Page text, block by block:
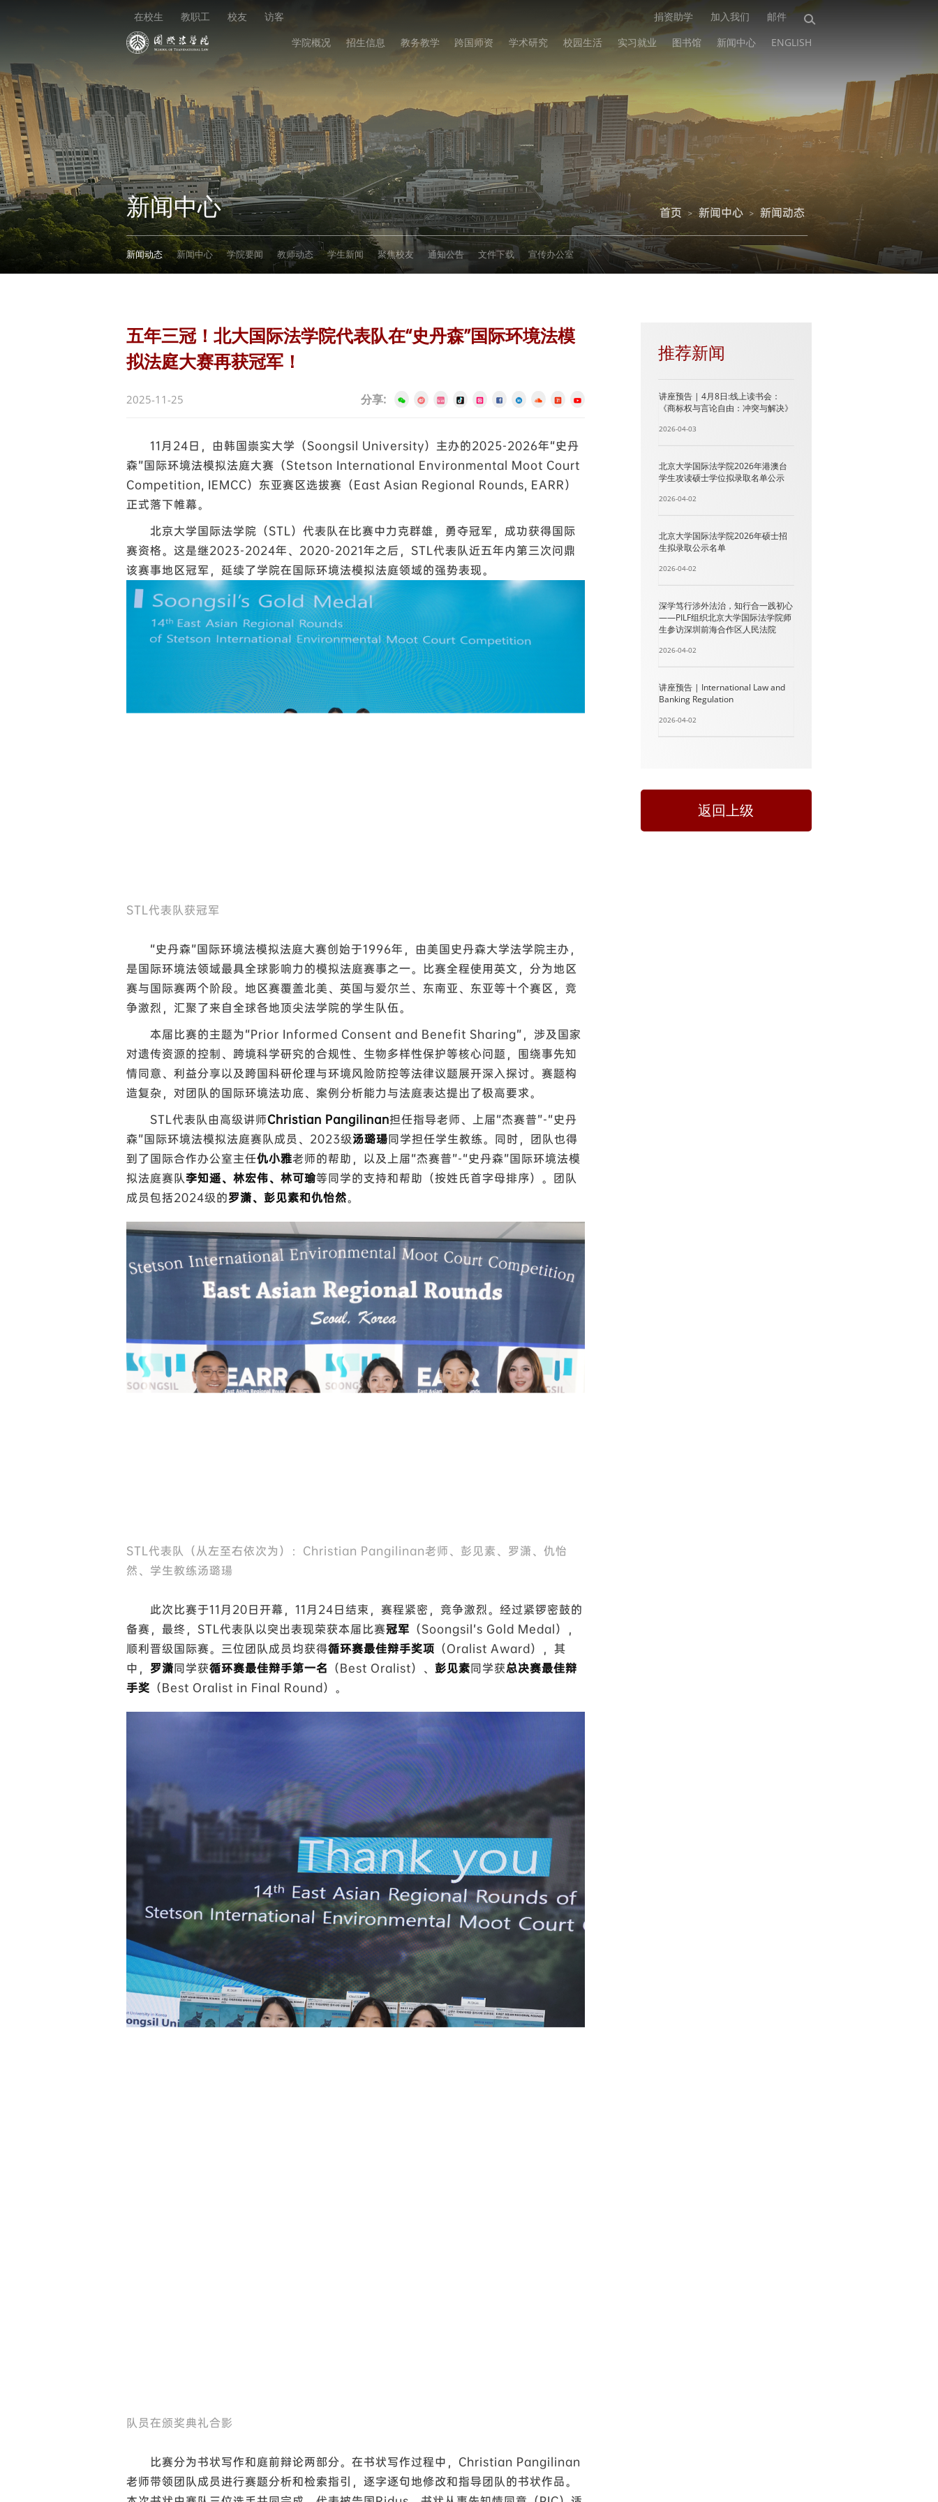
在校生 教职工 校友 访客 捐资助学 加入我们
邮件
学院概况
招生信息 教务教学 跨国师资 学术研究 校园生活 实习就业 图书馆 新闻中心 ENGLISH
新闻中心 首页 > 新闻中心 > 新闻动态
新闻动态 新闻中心 学院要闻 教师动态 学生新闻 聚焦校友 通知公告 文件下载 宣传办公室
五年三冠！北大国际法学院代表队在“史丹森”国际环境法模
拟法庭大赛再获冠军！
2025-11-25 分享:
11月24日，由韩国崇实大学（Soongsil University）主办的2025-2026年“史丹
森”国际环境法模拟法庭大赛（Stetson International Environmental Moot Court
Competition, IEMCC）东亚赛区选拔赛（East Asian Regional Rounds, EARR）
正式落下帷幕。
北京大学国际法学院（STL）代表队在比赛中力克群雄，勇夺冠军，成功获得国际
赛资格。这是继2023-2024年、2020-2021年之后，STL代表队近五年内第三次问鼎
该赛事地区冠军，延续了学院在国际环境法模拟法庭领域的强势表现。
STL代表队获冠军
“史丹森”国际环境法模拟法庭大赛创始于1996年，由美国史丹森大学法学院主办，
是国际环境法领域最具全球影响力的模拟法庭赛事之一。比赛全程使用英文，分为地区
赛与国际赛两个阶段。地区赛覆盖北美、英国与爱尔兰、东南亚、东亚等十个赛区，竞
争激烈，汇聚了来自全球各地顶尖法学院的学生队伍。
本届比赛的主题为“Prior Informed Consent and Benefit Sharing”，涉及国家
对遗传资源的控制、跨境科学研究的合规性、生物多样性保护等核心问题，围绕事先知
情同意、利益分享以及跨国科研伦理与环境风险防控等法律议题展开深入探讨。赛题构
造复杂，对团队的国际环境法功底、案例分析能力与法庭表达提出了极高要求。
STL代表队由高级讲师Christian Pangilinan担任指导老师、上届“杰赛普”-“史丹
森”国际环境法模拟法庭赛队成员、2023级汤璐瑒同学担任学生教练。同时，团队也得
到了国际合作办公室主任仇小雅老师的帮助，以及上届“杰赛普”-“史丹森”国际环境法模
拟法庭赛队李知遥、林宏伟、林可瑜等同学的支持和帮助（按姓氏首字母排序）。团队
成员包括2024级的罗潇、彭见素和仇怡然。
STL代表队（从左至右依次为）：Christian Pangilinan老师、彭见素、罗潇、仇怡
然、学生教练汤璐瑒
此次比赛于11月20日开幕，11月24日结束，赛程紧密，竞争激烈。经过紧锣密鼓的
备赛，最终，STL代表队以突出表现荣获本届比赛冠军 （Soongsil’s Gold Medal），
顺利晋级国际赛。三位团队成员均获得循环赛最佳辩手奖项 （Oralist Award），其
中， 罗潇同学获循环赛最佳辩手第一名 （Best Oralist）、彭见素同学获总决赛最佳辩
手奖 （Best Oralist in Final Round）。
队员在颁奖典礼合影
比赛分为书状写作和庭前辩论两部分。在书状写作过程中，Christian Pangilinan
老师带领团队成员进行赛题分析和检索指引，逐字逐句地修改和指导团队的书状作品。
推荐新闻
讲座预告 | 4月8日:线上读书会：
《商标权与言论自由：冲突与解决》
2026-04-03
北京大学国际法学院2026年港澳台
学生攻读硕士学位拟录取名单公示
2026-04-02
北京大学国际法学院2026年硕士招
生拟录取公示名单
2026-04-02
深学笃行涉外法治，知行合一践初心
——PILF组织北京大学国际法学院师
生参访深圳前海合作区人民法院
2026-04-02
讲座预告 | International Law and
Banking Regulation
2026-04-02
返回上级